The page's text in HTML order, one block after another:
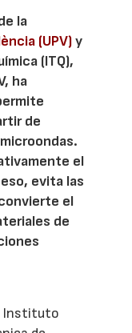
la
(UPV)y
(ITQ),
ha
de
el
evita las
el
de
Instituto